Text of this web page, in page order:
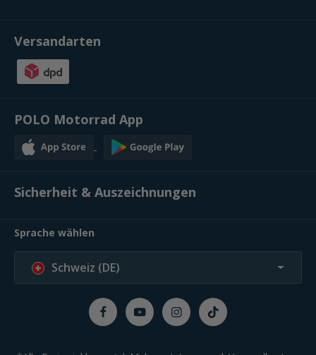
Versandarten
POLO Motorrad App
Sicherheit & Auszeichnungen
Sprache wählen
Schweiz (DE)